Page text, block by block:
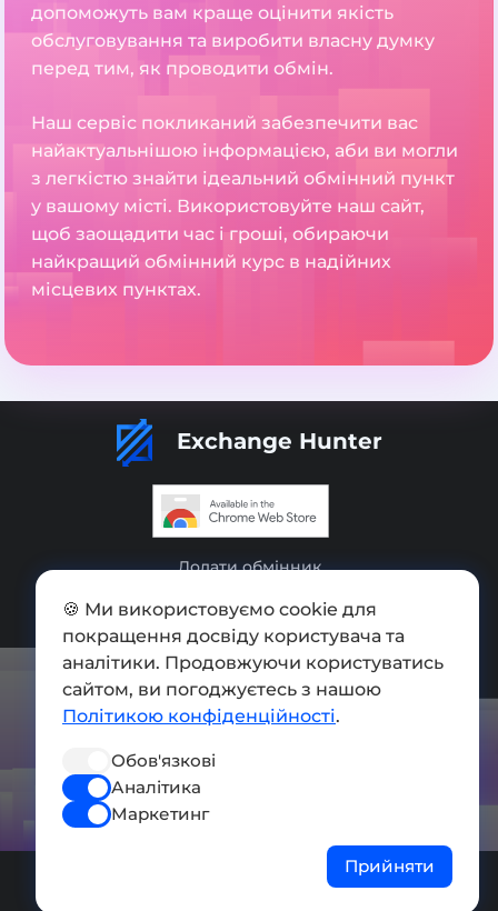
допоможуть вам краще оцінити якість
обслуговування та виробити власну думку
перед тим, як проводити обмін.
Наш сервіс покликаний забезпечити вас
найактуальнішою інформацією, аби ви могли
з легкістю знайти ідеальний обмінний пункт
у вашому місті. Використовуйте наш сайт,
щоб заощадити час і гроші, обираючи
найкращий обмінний курс в надійних
місцевих пунктах.
Exchange Hunter
Додати обмінник
Мапа сайту
Press kit
Умови використання
Політика конфіденційності
СОЦ. МЕРЕЖІ
🍪 Ми використовуємо cookie для
покращення досвіду користувача та
аналітики. Продовжуючи користуватись
сайтом, ви погоджуєтесь з нашою
Політикою конфіденційності.
Обов'язкові
Аналітика
Маркетинг
Прийняти